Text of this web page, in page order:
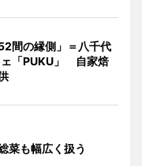
間の縁側」＝八千代
ェ「PUKU」 自家焙
菜も幅広く扱う